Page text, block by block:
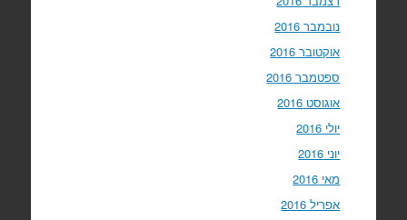
נובמבר 2016
אוקטובר 2016
ספטמבר 2016
אוגוסט 2016
יולי 2016
יוני 2016
מאי 2016
אפריל 2016